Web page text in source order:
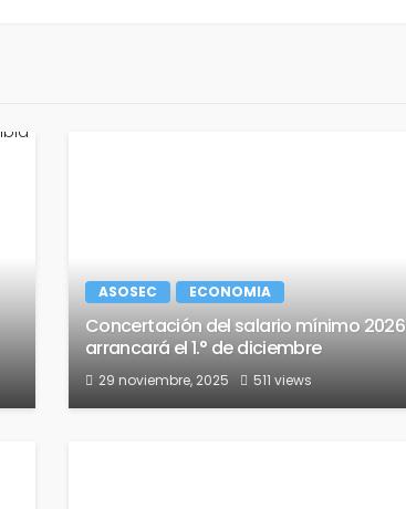
ASOSEC ECONOMIA
Concertación del salario mínimo 2026
arrancará el 1.° de diciembre
29 noviembre, 2025 511 views